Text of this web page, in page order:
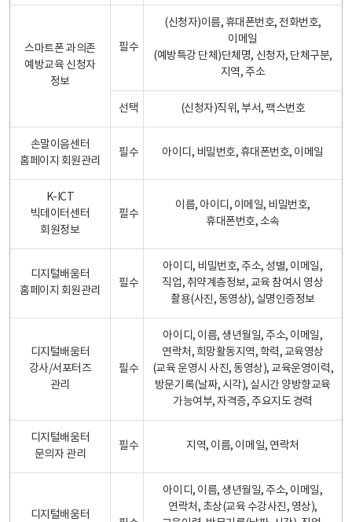
스마트폰 과의존
예방교육 신청자
정보
필수
(신청자)이름, 휴대폰번호, 전화번호,
이메일
(예방특강 단체)단체명, 신청자, 단체구분,
지역, 주소
선택 (신청자)직위, 부서, 팩스번호
손말이음센터
홈페이지 회원관리
필수 아이디, 비밀번호, 휴대폰번호, 이메일
K-ICT
빅데이터센터
회원정보
필수
이름, 아이디, 이메일, 비밀번호,
휴대폰번호, 소속
디지털배움터
홈페이지 회원관리
필수
아이디, 비밀번호, 주소, 성별, 이메일,
직업, 취약계층정보, 교육 참여시 영상
촬용(사진, 동영상), 실명인증정보
디지털배움터
강사/서포터즈
관리
필수
아이디, 이름, 생년월일, 주소, 이메일,
연락처, 희망활동지역, 학력, 교육영상
(교육 운영시 사진, 동영상), 교육운영이력,
방문기록(날짜, 시각), 실시간 양방향교육
가능여부, 자격증, 주요지도 경력
디지털배움터
문의자 관리
필수 지역, 이름, 이메일, 연락처
디지털배움터
아이디, 이름, 생년월일, 주소, 이메일,
연락처, 초상(교육 수강사진, 영상),